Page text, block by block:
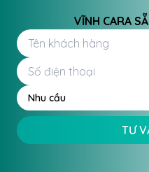
VĨNH CARA
Nhu cầu
TƯ